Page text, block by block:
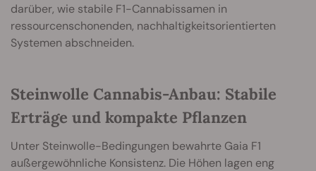
darüber, wie stabile F1-Cannabissamen in
ressourcenschonenden, nachhaltigkeitsorientierten
Systemen abschneiden.
Steinwolle Cannabis-Anbau: Stabile
Erträge und kompakte Pflanzen
Unter Steinwolle-Bedingungen bewahrte Gaia F1
außergewöhnliche Konsistenz. Die Höhen lagen eng